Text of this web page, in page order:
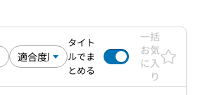
タイト
ルでま
とめる
一括
お気
に入
り